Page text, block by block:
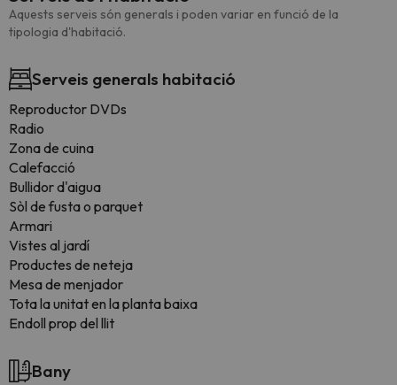
Aquests serveis són generals i poden variar en funció de la
tipologia d'habitació.
Serveis generals habitació
Reproductor DVDs
Radio
Zona de cuina
Calefacció
Bullidor d'aigua
Sòl de fusta o parquet
Armari
Vistes al jardí
Productes de neteja
Mesa de menjador
Tota la unitat en la planta baixa
Endoll prop del llit
Bany